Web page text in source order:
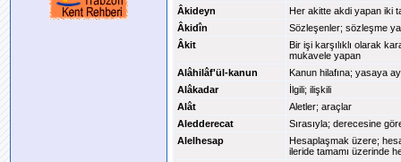
Âkideyn
Her akitte akdi yapan iki
Âkidîn
Sözleşenler; sözleşme
Âkit
Bir işi karşılıklı olarak
mukavele yapan
Alâhilâf'ül-kanun
Kanun hilafına; yasaya
Alâkadar
İlgili; ilişkili
Alât
Aletler; araçlar
Aledderecat
Sırasıyla; derecesine
Alelhesap
Hesaplaşmak üzere;
ileride tamamı üzerinde